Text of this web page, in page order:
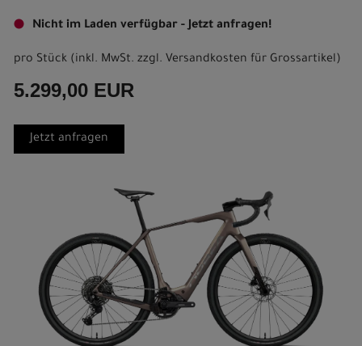
Nicht im Laden verfügbar - Jetzt anfragen!
pro Stück (inkl. MwSt. zzgl. Versandkosten für Grossartikel)
5.299,00 EUR
Jetzt anfragen